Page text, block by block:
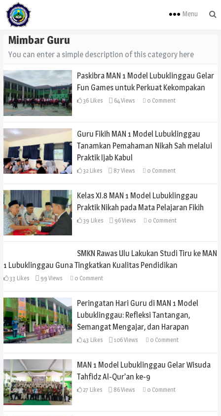
Menu
Mimbar Guru
You can enter a simple description of this category here
Paskibra MAN 1 Model Lubuklinggau Gelar
Fun Games untuk Perkuat Kekompakan
36 Likes 64 Views 0 Comment
Guru Fikih MAN 1 Model Lubuklinggau
Tanamkan Pemahaman Nikah Sah melalui
Praktik Ijab Kabul
32 Likes 87 Views 0 Comment
Kelas XI.8 MAN 1 Model Lubuklinggau
Praktik Nikah pada Mata Pelajaran Fikih
39 Likes 96 Views 0 Comment
SMKN Rawas Ulu Lakukan Studi Tiru ke MAN
1 Lubuklinggau Guna Tingkatkan Kualitas Pendidikan
33 Likes 99 Views 0 Comment
Peringatan Hari Guru di MAN 1 Model
Lubuklinggau: Refleksi Tantangan,
Semangat Mengajar, dan Harapan
43 Likes 106 Views 0 Comment
MAN 1 Model Lubuklinggau Gelar Wisuda
Tahfidz Al-Qur’an ke-9
27 Likes 86 Views 0 Comment